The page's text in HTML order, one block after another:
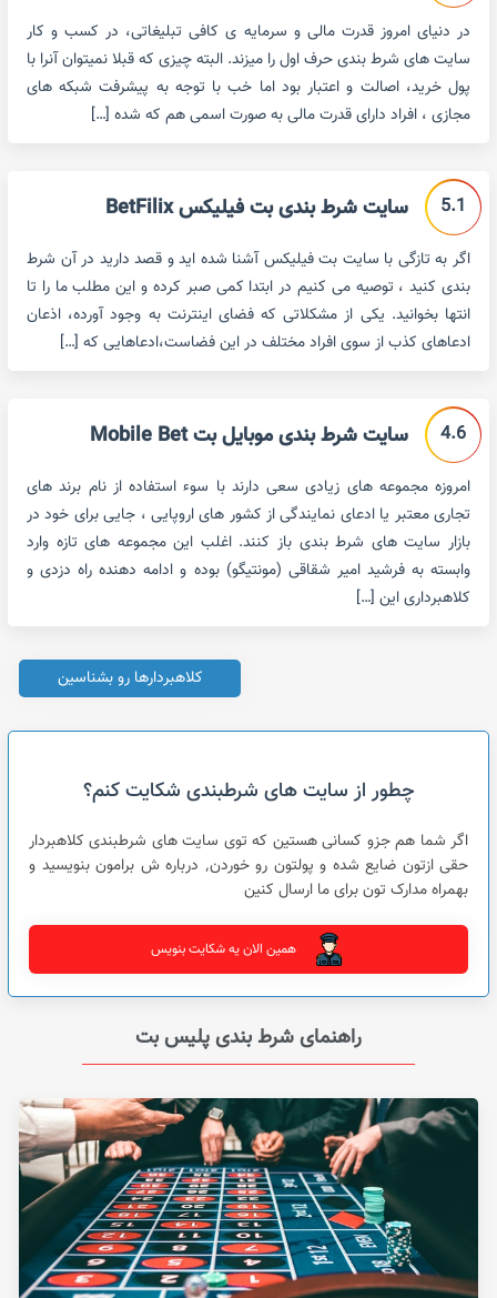
در دنیای امروز قدرت مالی و سرمایه ی کافی تبلیغاتی، در کسب و کار
سایت های شرط بندی حرف اول را میزند. البته چیزی که قبلا نمیتوان آنرا با
پول خرید، اصالت و اعتبار بود اما خب با توجه به پیشرفت شبکه های
مجازی ، افراد دارای قدرت مالی به صورت اسمی هم که شده […]
5.1 سایت شرط بندی بت فیلیکس BetFilix
اگر به تازگی با سایت بت فیلیکس آشنا شده اید و قصد دارید در آن شرط
بندی کنید ، توصیه می کنیم در ابتدا کمی صبر کرده و این مطلب ما را تا
انتها بخوانید. یکی از مشکلاتی که فضای اینترنت به وجود آورده، اذعان
ادعاهای کذب از سوی افراد مختلف در این فضاست،ادعاهایی که […]
4.6 سایت شرط بندی موبایل بت Mobile Bet
امروزه مجموعه های زیادی سعی دارند با سوء استفاده از نام برند های
تجاری معتبر یا ادعای نمایندگی از کشور های اروپایی ، جایی برای خود در
بازار سایت های شرط بندی باز کنند. اغلب این مجموعه های تازه وارد
وابسته به فرشید امیر شقاقی (مونتیگو) بوده و ادامه دهنده راه دزدی و
کلاهبرداری این […]
کلاهبردارها رو بشناسین
چطور از سایت های شرطبندی شکایت کنم؟
اگر شما هم جزو کسانی هستین که توی سایت های شرطبندی کلاهبردار
حقی ازتون ضایع شده و پولتون رو خوردن٬ درباره ش برامون بنویسید و
بهمراه مدارک تون برای ما ارسال کنین
همین الان یه شکایت بنویس
راهنمای شرط بندی پلیس بت